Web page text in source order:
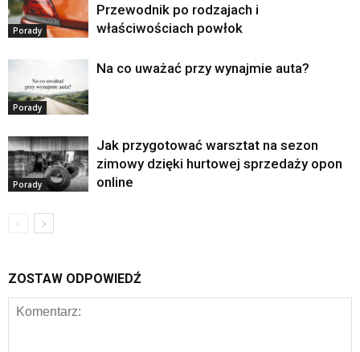
Porady
Przewodnik po rodzajach i
właściwościach powłok
Porady
Na co uważać przy wynajmie auta?
Porady
Jak przygotować warsztat na sezon
zimowy dzięki hurtowej sprzedaży opon
online
ZOSTAW ODPOWIEDŹ